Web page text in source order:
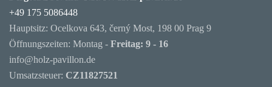
+49 175 5086448
Hauptsitz: Ocelkova 643, černý Most, 198 00 Prag 9
Öffnungszeiten: Montag - Freitag: 9 - 16
info@holz-pavillon.de
Umsatzsteuer: CZ11827521